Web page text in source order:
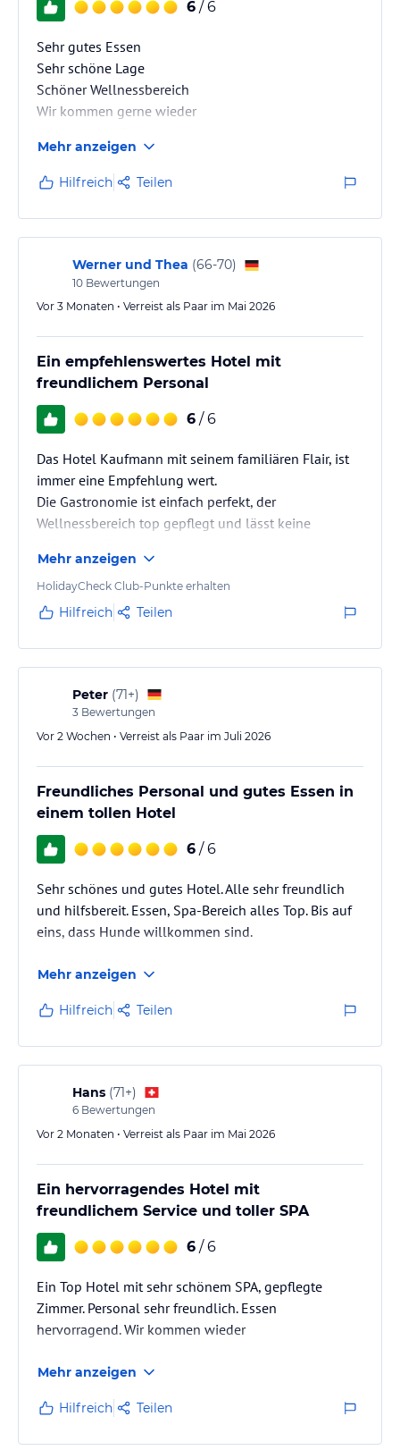
verbindlichen Angebotsdetailsdes jeweiligen Veranstalters.
6 / 6
Sehr gutes Essen
Sehr schöne Lage
Schöner Wellnessbereich
Wir kommen gerne wieder
Mehr anzeigen
Hilfreich Teilen
Werner und Thea (66-70)
10 Bewertungen
Vor 3 Monaten • Verreist als Paar im Mai 2026
Ein empfehlenswertes Hotel mit
freundlichem Personal
6 / 6
Das Hotel Kaufmann mit seinem familiären Flair, ist
immer eine Empfehlung wert.
Die Gastronomie ist einfach perfekt, der
Wellnessbereich top gepflegt und lässt keine
Sehr angetan waren wir auch von dem Engagement
und der Freundlichkeit des sehr netten
Personals.
Mehr anzeigen
HolidayCheck Club-Punkte erhalten
Hilfreich Teilen
Peter (71+)
3 Bewertungen
Vor 2 Wochen • Verreist als Paar im Juli 2026
Freundliches Personal und gutes Essen in
einem tollen Hotel
6 / 6
Sehr schönes und gutes Hotel. Alle sehr freundlich
und hilfsbereit. Essen, Spa-Bereich alles Top. Bis auf
eins, dass Hunde willkommen sind.
Mehr anzeigen
Hilfreich Teilen
Hans (71+)
6 Bewertungen
Vor 2 Monaten • Verreist als Paar im Mai 2026
Ein hervorragendes Hotel mit
freundlichem Service und toller SPA
6 / 6
Ein Top Hotel mit sehr schönem SPA, gepflegte
Zimmer. Personal sehr freundlich. Essen
hervorragend. Wir kommen wieder
Mehr anzeigen
Hilfreich Teilen